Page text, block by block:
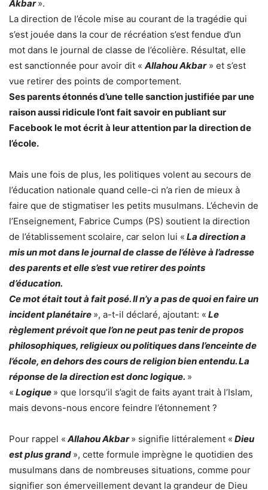
Akbar ».
La direction de l’école mise au courant de la tragédie qui
s’est jouée dans la cour de récréation s’est fendue d’un
mot dans le journal de classe de l’écolière. Résultat, elle
est sanctionnée pour avoir dit « Allahou Akbar » et s’est
vue retirer des points de comportement.
Ses parents étonnés d’une telle sanction justifiée par une
raison aussi ridicule l’ont fait savoir en publiant sur
Facebook le mot écrit à leur attention par la direction de
l’école.
Mais une fois de plus, les politiques volent au secours de
l’éducation nationale quand celle-ci n’a rien de mieux à
faire que de stigmatiser les petits musulmans. L’échevin de
l’Enseignement, Fabrice Cumps (PS) soutient la direction
de l’établissement scolaire, car selon lui « La direction a
mis un mot dans le journal de classe de l’élève à l’adresse
des parents et elle s’est vue retirer des points
d’éducation.
Ce mot était tout à fait posé. Il n’y a pas de quoi en faire un
incident planétaire », a-t-il déclaré, ajoutant: « Le
règlement prévoit que l’on ne peut pas tenir de propos
philosophiques, religieux ou politiques dans l’enceinte de
l’école, en dehors des cours de religion bien entendu. La
réponse de la direction est donc logique. »
« Logique » que lorsqu’il s’agit de faits ayant trait à l’Islam,
mais devons-nous encore feindre l’étonnement ?
Pour rappel « Allahou Akbar » signifie littéralement « Dieu
est plus grand », cette formule imprègne le quotidien des
musulmans dans de nombreuses situations, comme pour
signifier son émerveillement devant la grandeur de Dieu